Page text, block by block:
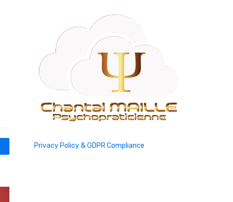
Privacy Policy & GDPR Compliance